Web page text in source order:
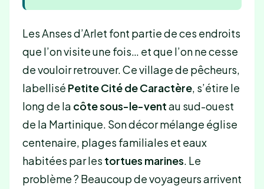
Les Anses d’Arlet font partie de ces endroits
que l’on visite une fois… et que l’on ne cesse
de vouloir retrouver. Ce village de pêcheurs,
labellisé Petite Cité de Caractère, s’étire le
long de la côte sous-le-ventau sud-ouest
de la Martinique. Son décor mélange église
centenaire, plages familiales et eaux
habitées par les tortues marines . Le
problème ? Beaucoup de voyageurs arrivent